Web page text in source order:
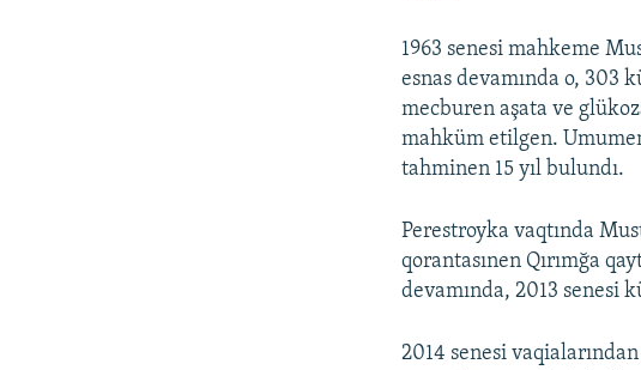
1963 senesi mahkeme
esnas devamında o, 303
mecburen aşata ve
mahküm etilgen.
tahminen 15 yıl bulundı.
Perestroyka vaqtında
qorantasınen Qırımğa
devamında, 2013 senesi
2014 senesi